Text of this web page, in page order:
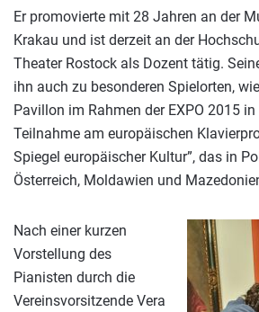
Er promovierte mit 28 Jahren an der
Krakau und ist derzeit an der
Theater Rostock als Dozent tätig.
ihn auch zu besonderen Spielorten,
Pavillon im Rahmen der EXPO 2015
Teilnahme am europäischen
Spiegel europäischer Kultur”, das in
Österreich, Moldawien und
Nach einer kurzen
Vorstellung des
Pianisten durch die
Vereinsvorsitzende Vera